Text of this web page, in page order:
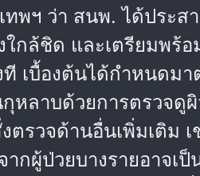
ทพฯ ว่า สนพ. ได้ประ
กล้ชิด และเตรียมพร้
เบื้องต้นได้กำหนดม
หลาบด้วยการตรวจดู
ตรวจด้านอื่นเพิ่มเติม
จากผู้ป่วยบางรายอาจ